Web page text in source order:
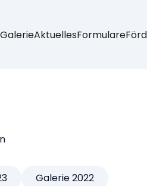
GalerieAktuellesFormulare
Galerie 2022